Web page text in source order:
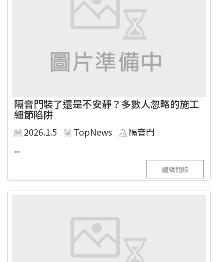
隔音門裝了還是不安靜？多數人忽略的施工
細節陷阱
2026.1.5 TopNews
隔音門
...
繼續閱讀